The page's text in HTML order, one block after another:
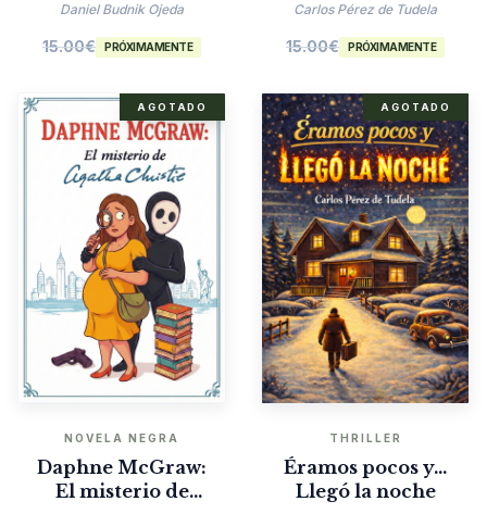
Daniel Budnik Ojeda
15.00€ PRÓXIMAMENTE
Carlos Pérez de Tudela
15.00€ PRÓXIMAMENTE
AGOTADO
NOVELA NEGRA
Daphne McGraw:
El misterio de
AGOTADO
THRILLER
Éramos pocos y…
Llegó la noche